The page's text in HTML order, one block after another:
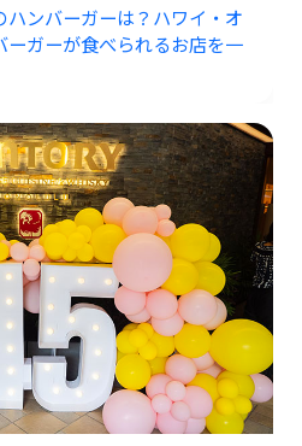
ンバーガーは？ハワイ・オ
ーガーが食べられるお店を一